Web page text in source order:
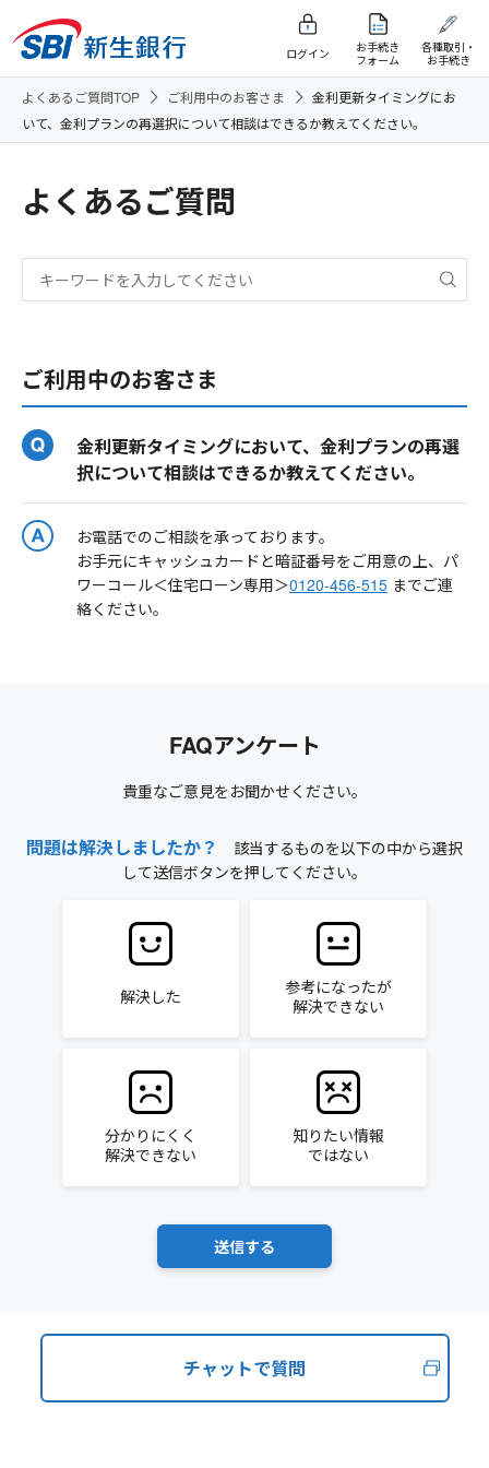
ログイン
お手続き
フォーム
各種取引・
お手続き
よくあるご質問TOP ご利用中のお客さま
金利更新タイミングにお
いて、金利プランの再選択について相談はできるか教えてください。
よくあるご質問
ご利用中のお客さま
金利更新タイミングにおいて、金利プランの再選
択について相談はできるか教えてください。
お電話でのご相談を承っております。
お手元にキャッシュカードと暗証番号をご用意の上、パ
ワーコール＜住宅ローン専用＞0120-456-515 までご連
絡ください。
FAQアンケート
貴重なご意見をお聞かせください。
問題は解決しましたか？
該当するものを以下の中から選択
して送信ボタンを押してください。
解決した
参考になったが
解決できない
分かりにくく
解決できない
知りたい情報
ではない
チャットで質問